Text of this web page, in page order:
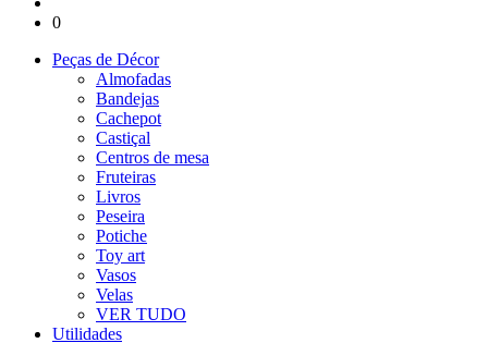
0
Peças de Décor
Almofadas
Bandejas
Cachepot
Castiçal
Centros de mesa
Fruteiras
Livros
Peseira
Potiche
Toy art
Vasos
Velas
VER TUDO
Utilidades